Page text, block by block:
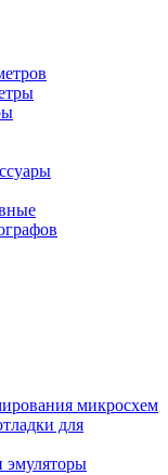
микросхем
для
эмуляторы